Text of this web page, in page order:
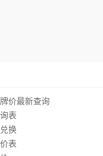
价最新查询
表
换
表